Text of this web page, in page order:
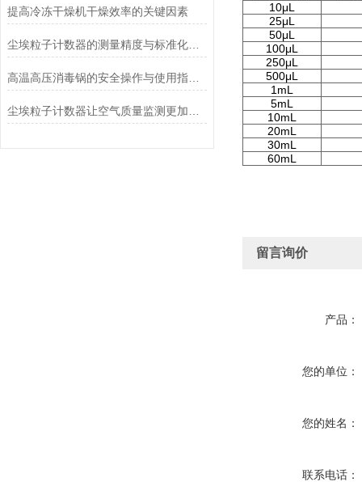
提高冷冻干燥机干燥效率的关键因素
尘埃粒子计数器的测量精度与标准化方法
高温高压消毒锅的安全操作与使用指南说明
10μL
25μL
50μL
100μL
250μL
500μL
1mL
5mL
10mL
20mL
30mL
60mL
留言询价
产品：
您的单位：
您的姓名：
联系电话：